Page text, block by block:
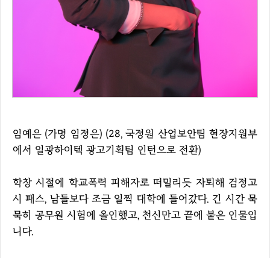
임예은 (가명 임정은) (28, 국정원 산업보안팀 현장지원부
에서 일광하이텍 광고기획팀 인턴으로 전환)
학창 시절에 학교폭력 피해자로 떠밀리듯 자퇴해 검정고
시 패스, 남들보다 조금 일찍 대학에 들어갔다. 긴 시간 묵
묵히 공무원 시험에 올인했고, 천신만고 끝에 붙은 인물입
니다.